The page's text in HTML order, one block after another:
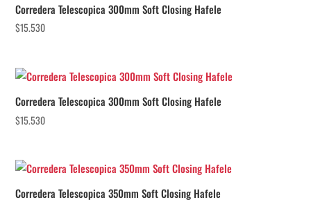
Corredera Telescopica 300mm Soft Closing Hafele
$15.530
Corredera Telescopica 300mm Soft Closing Hafele
$15.530
Corredera Telescopica 350mm Soft Closing Hafele